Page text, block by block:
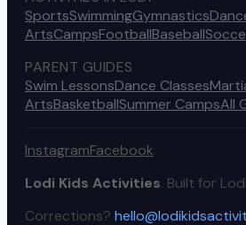
SportsSwimmingGymnastics
ArtsCampsFootballBaseball
PARENT GUIDES
Swim LessonsDance Classes
ArtsBasketballSummer CampsAll
InstagramFacebook
Lodi Kids Activities. Built for
Corrections?